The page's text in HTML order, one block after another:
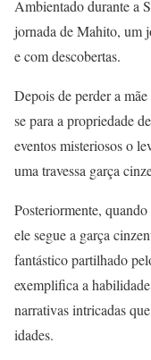
Ambientado durante a
jornada de Mahito, um
e com descobertas.
Depois de perder a
se para a propriedade
eventos misteriosos o
uma travessa garça
Posteriormente,
ele segue a garça
fantástico partilhado
exemplifica a
narrativas intricadas
idades.